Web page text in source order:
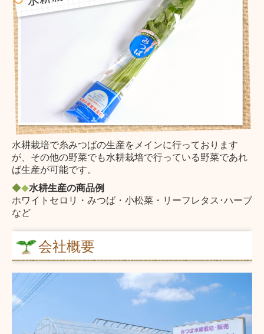
水耕栽培で糸みつばの生産をメインに行っております
が、その他の野菜でも水耕栽培で行っている野菜であれ
ば生産が可能です。
◆◆水耕生産の商品例
ホワイトセロリ・みつば・小松菜・リーフレタス･ハーブ
など
会社概要